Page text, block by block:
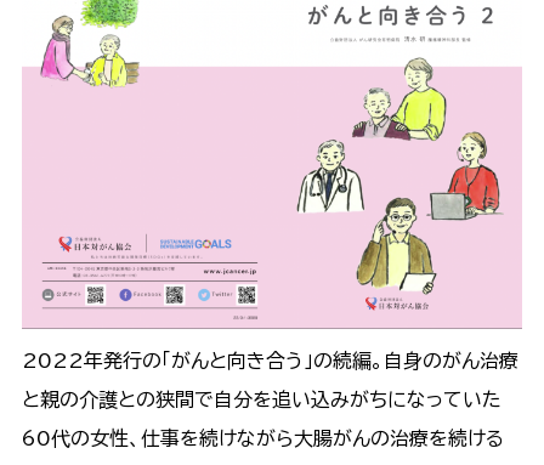
2022年発行の「がんと向き合う」の続編。自身のがん治療
と親の介護との狭間で自分を追い込みがちになっていた
60代の女性、仕事を続けながら大腸がんの治療を続ける